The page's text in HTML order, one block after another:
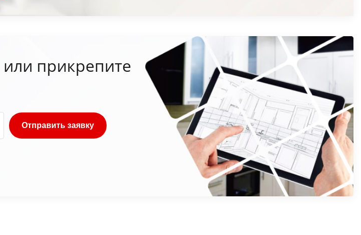
или прикрепите
Отправить заявку